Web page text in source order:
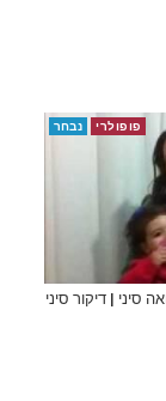
פופולרי נבחר
סיני | דיקור סיני